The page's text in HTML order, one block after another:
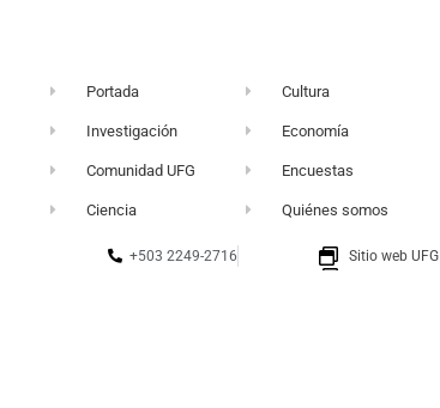
Portada
Investigación
Comunidad UFG
Ciencia
Cultura
Economía
Encuestas
Quiénes somos
+503 2249-2716
Sitio web UFG